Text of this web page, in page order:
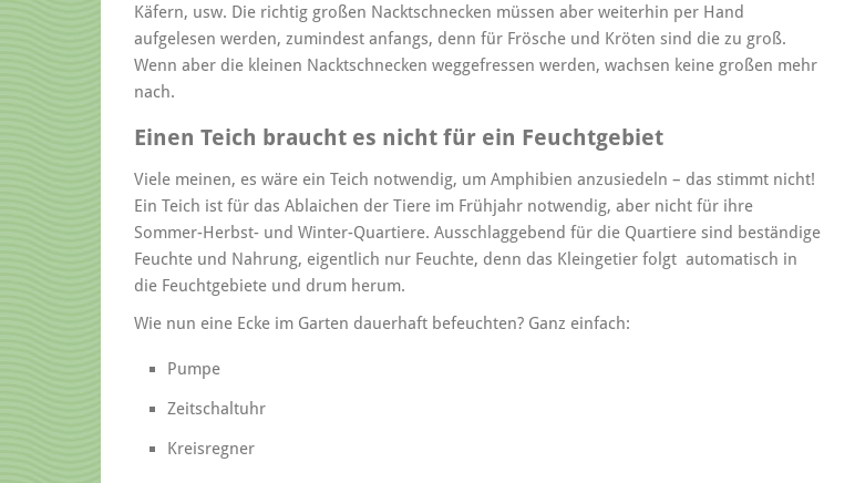
Käfern, usw. Die richtig großen Nacktschnecken müssen aber weiterhin per Hand
aufgelesen werden, zumindest anfangs, denn für Frösche und Kröten sind die zu groß.
Wenn aber die kleinen Nacktschnecken weggefressen werden, wachsen keine großen mehr
nach.
Einen Teich braucht es nicht für ein Feuchtgebiet
Viele meinen, es wäre ein Teich notwendig, um Amphibien anzusiedeln – das stimmt nicht!
Ein Teich ist für das Ablaichen der Tiere im Frühjahr notwendig, aber nicht für ihre
Sommer-Herbst- und Winter-Quartiere. Ausschlaggebend für die Quartiere sind beständige
Feuchte und Nahrung, eigentlich nur Feuchte, denn das Kleingetier folgt automatisch in
die Feuchtgebiete und drum herum.
Wie nun eine Ecke im Garten dauerhaft befeuchten? Ganz einfach:
Pumpe
Zeitschaltuhr
Kreisregner